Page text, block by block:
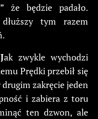
że będzie padało.
tym razem
ak zwykle wychodzi
Prędki przebił się
zakręcie jeden
i zabiera z toru
ten dzwon, ale